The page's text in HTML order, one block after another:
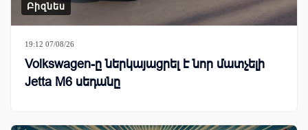
Բիզնես
19:12 07/08/26
Volkswagen-ը ներկայացրել է նոր մատչելի
Jetta M6 սեդանը